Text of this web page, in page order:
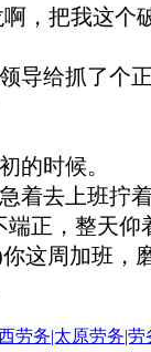
，把我这个
导给抓了个
的时候。
着去上班拧
正，整天
这周加班，
劳务|太原劳务|